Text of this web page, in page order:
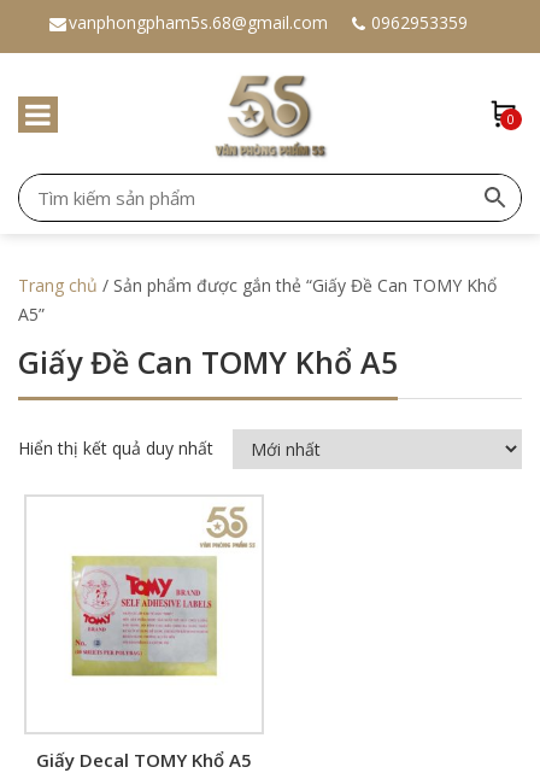
vanphongpham5s.68@gmail.com 0962953359
0
Trang chủ / Sản phẩm được gắn thẻ “Giấy Đề Can TOMY Khổ
A5”
Giấy Đề Can TOMY Khổ A5
Hiển thị kết quả duy nhất
Giấy Decal TOMY Khổ A5